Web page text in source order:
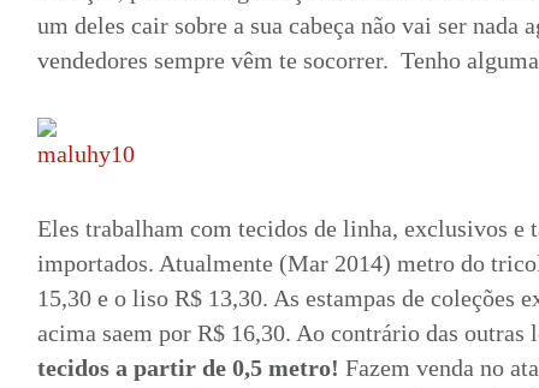
um deles cair sobre a sua cabeça não vai ser nada
vendedores sempre vêm te socorrer. Tenho
Eles trabalham com tecidos de linha, exclusivos e
importados. Atualmente (Mar 2014) metro do
15,30 e o liso R$ 13,30. As estampas de coleções
acima saem por R$ 16,30. Ao contrário das outras
tecidos a partir de 0,5 metro! Fazem venda no